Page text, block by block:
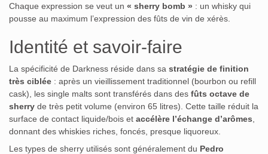
Chaque expression se veut un « sherry bomb » : un whisky qui
pousse au maximum l’expression des fûts de vin de xérès.
Identité et savoir-faire
La spécificité de Darkness réside dans sa stratégie de finition
très ciblée : après un vieillissement traditionnel (bourbon ou refill
cask), les single malts sont transférés dans des fûts octave de
sherry de très petit volume (environ 65 litres). Cette taille réduit la
surface de contact liquide/bois et accélère l’échange d’arômes
donnant des whiskies riches, foncés, presque liquoreux.
Les types de sherry utilisés sont généralement du Pedro